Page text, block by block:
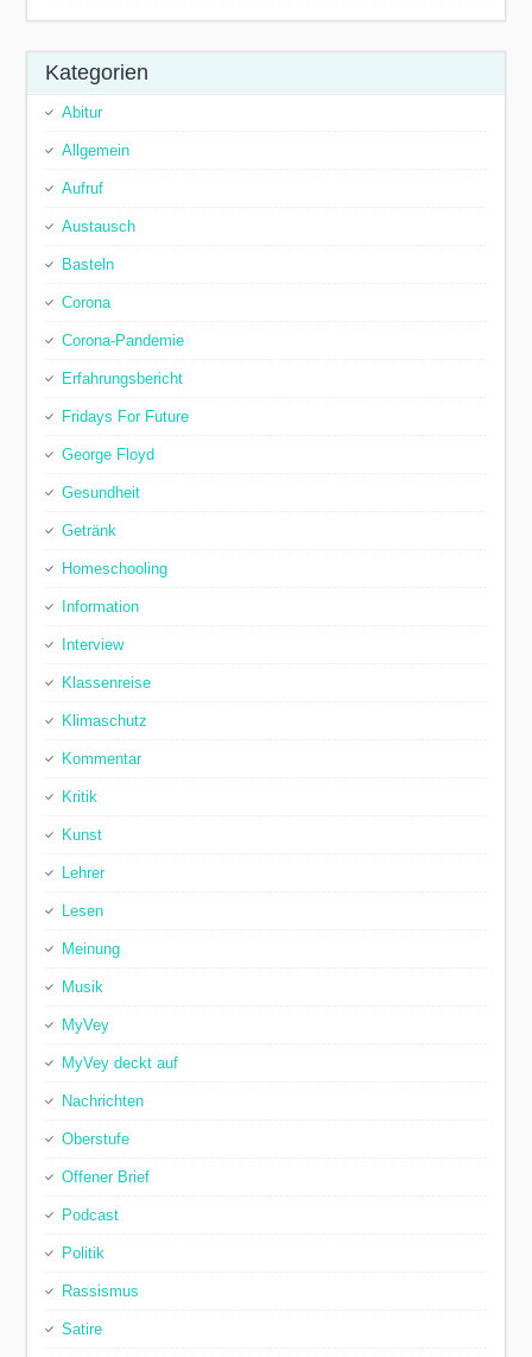
Kategorien
Abitur
Allgemein
Aufruf
Austausch
Basteln
Corona
Corona-Pandemie
Erfahrungsbericht
Fridays For Future
George Floyd
Gesundheit
Getränk
Homeschooling
Information
Interview
Klassenreise
Klimaschutz
Kommentar
Kritik
Kunst
Lehrer
Lesen
Meinung
Musik
MyVey
MyVey deckt auf
Nachrichten
Oberstufe
Offener Brief
Podcast
Politik
Rassismus
Satire